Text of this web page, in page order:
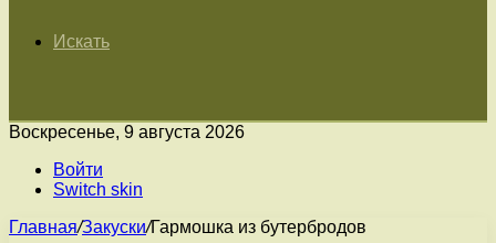
Искать
Воскресенье, 9 августа 2026
Войти
Switch skin
Главная/Закуски/Гармошка из бутербродов